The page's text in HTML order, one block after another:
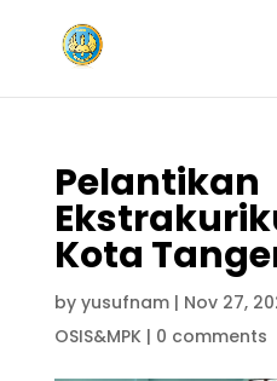
Pelantikan
Kota
by yusufnam| Nov 27,
OSIS&MPK | 0 comments